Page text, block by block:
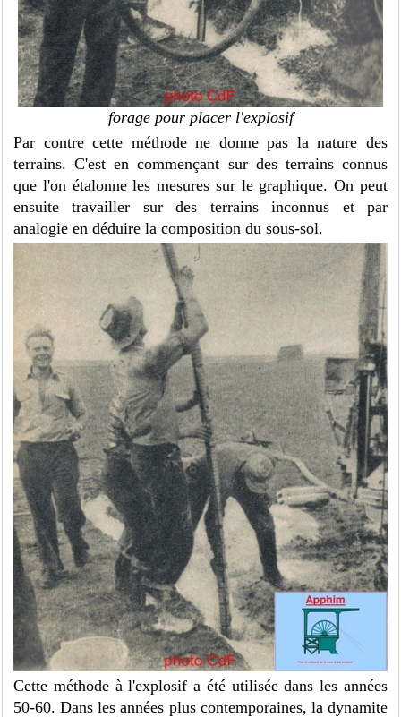
forage pour placer l'explosif
Par contre cette méthode ne donne pas la nature des
terrains. C'est en commençant sur des terrains connus
que l'on étalonne les mesures sur le graphique. On peut
ensuite travailler sur des terrains inconnus et par
analogie en déduire la composition du sous-sol.
Cette méthode à l'explosif a été utilisée dans les années
50-60. Dans les années plus contemporaines, la dynamite